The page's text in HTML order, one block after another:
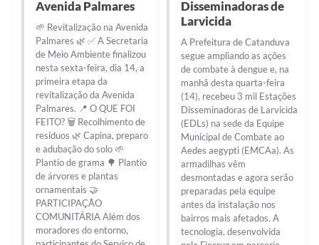
Avenida Palmares
🌱 Revitalização na Avenida
Palmares 🌿 ✅ A Secretaria
de Meio Ambiente finalizou
nesta sexta-feira, dia 14, a
primeira etapa da
revitalização da Avenida
Palmares. 📍 O QUE FOI
FEITO? 🗑️ Recolhimento de
resíduos 🌿 Capina, preparo
e adubação do solo 🌱
Plantio de grama 🌳 Plantio
de árvores e plantas
ornamentais 🤝
PARTICIPAÇÃO
COMUNITÁRIA Além dos
moradores do entorno,
Disseminadoras de
Larvicida
A Prefeitura de Catanduva
segue ampliando as ações
de combate à dengue e, na
manhã desta quarta-feira
(14), recebeu 3 mil Estações
Disseminadoras de Larvicida
(EDLs) na sede da Equipe
Municipal de Combate ao
Aedes aegypti (EMCAa). As
armadilhas vêm
desmontadas e agora serão
preparadas pela equipe
antes da instalação nos
bairros mais afetados. A
tecnologia, desenvolvida